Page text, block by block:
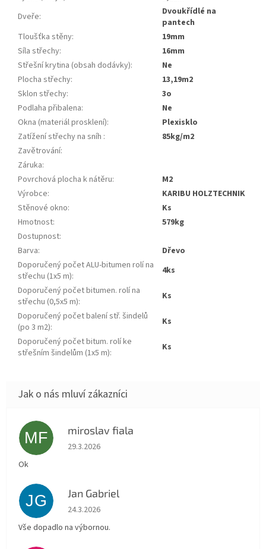
Dveře:
dvoukřídlé na
pantech
Tloušťka stěny:
19mm
Síla střechy:
16mm
Střešní krytina (obsah dodávky):
ne
Plocha střechy:
13,19m2
Sklon střechy:
3o
Podlaha přibalena:
ne
Okna (materiál prosklení):
plexisklo
Zatížení střechy na sníh :
85kg/m2
Zavětrování:
Záruka:
Povrchová plocha k nátěru:
m2
Výrobce:
KARIBU HOLZTECHNIK
Stěnové okno:
ks
Hmotnost:
579kg
Dostupnost:
Barva:
dřevo
Doporučený počet ALU-bitumen rolí na
střechu (1x5 m):
4ks
Doporučený počet bitumen. rolí na
střechu (0,5x5 m):
ks
Doporučený počet balení stř. šindelů
(po 3 m2):
ks
Doporučený počet bitum. rolí ke
střešním šindelům (1x5 m): ks
MF miroslav fiala
Hodnocení obchodu je 5 z 5 hvězdiček.
29.3.2026
Ok
JG Jan Gabriel
Hodnocení obchodu je 5 z 5 hvězdiček.
24.3.2026
Vše dopadlo na výbornou.